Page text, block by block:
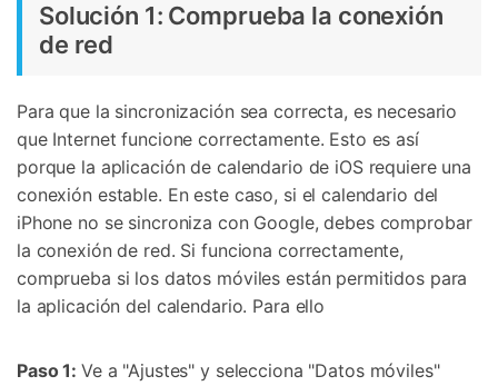
Solución 1: Comprueba la conexión
de red
Para que la sincronización sea correcta, es necesario
que Internet funcione correctamente. Esto es así
porque la aplicación de calendario de iOS requiere una
conexión estable. En este caso, si el calendario del
iPhone no se sincroniza con Google, debes comprobar
la conexión de red. Si funciona correctamente,
comprueba si los datos móviles están permitidos para
la aplicación del calendario. Para ello
Paso 1: Ve a "Ajustes" y selecciona "Datos móviles"